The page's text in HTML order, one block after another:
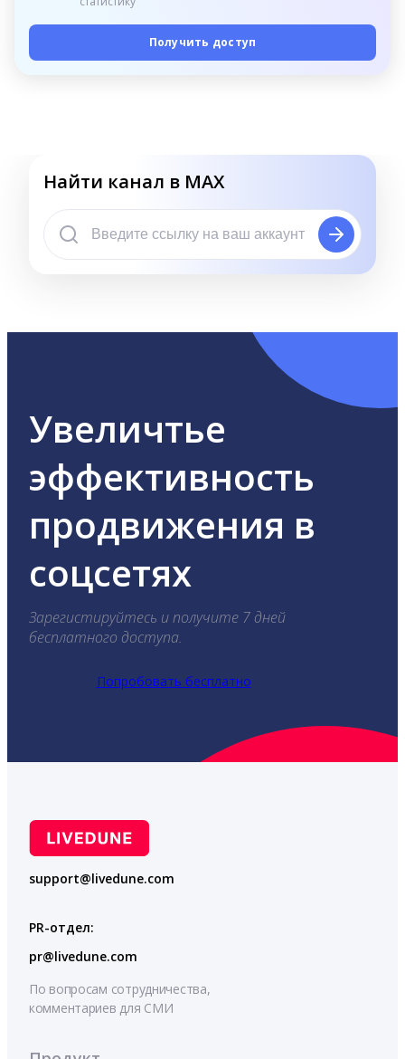
Получить доступ
Найти канал в MAX
Увеличтье
эффективность
продвижения в
соцсетях
Зарегистируйтесь и получите 7 дней
бесплатного доступа.
Попробовать бесплатно
support@livedune.com
PR-отдел:
pr@livedune.com
По вопросам сотрудничества,
комментариев для СМИ